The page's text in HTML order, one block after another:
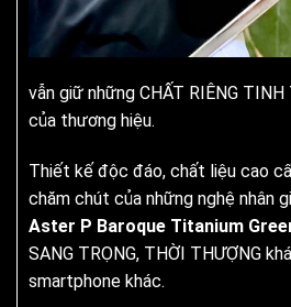
vẫn giữ những CHẤT RIÊNG
của thương hiệu.
Thiết kế độc đáo, chất liệu cao
chăm chút của những nghệ nhân
Aster P Baroque Titanium
SANG TRỌNG, THỜI THƯỢNG
smartphone khác.